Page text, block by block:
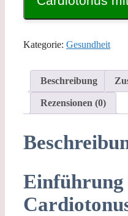
Kategorie: Gesundheit
Beschreibung
Rezensionen (0)
Einführung